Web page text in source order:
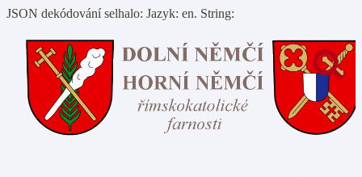
JSON dekódování selhalo: Jazyk: en. String: